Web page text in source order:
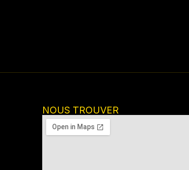
NOUS TROUVER